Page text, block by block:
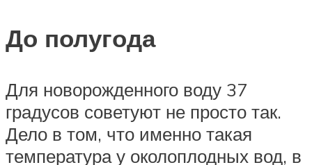
До полугода
Для новорожденного воду 37
градусов советуют не просто так.
Дело в том, что именно такая
температура у околоплодных вод, в